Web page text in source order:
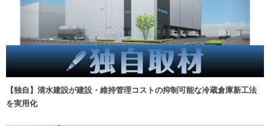
【独自】清水建設が建設・維持管理コストの抑制可能な冷蔵倉庫新工法
を実用化